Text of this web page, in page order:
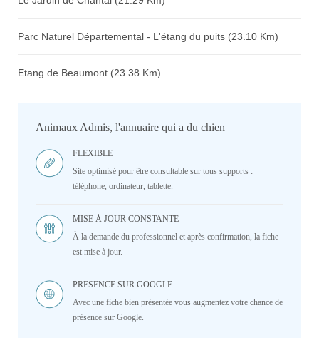
Parc Naturel Départemental - L'étang du puits (23.10 Km)
Etang de Beaumont (23.38 Km)
Animaux Admis, l'annuaire qui a du chien
FLEXIBLE
Site optimisé pour être consultable sur tous supports :
téléphone, ordinateur, tablette.
MISE À JOUR CONSTANTE
À la demande du professionnel et après confirmation, la fiche
est mise à jour.
PRÉSENCE SUR GOOGLE
Avec une fiche bien présentée vous augmentez votre chance de
présence sur Google.